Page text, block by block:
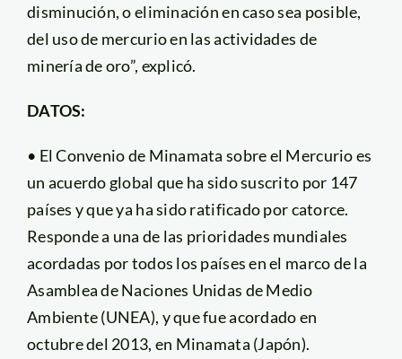
disminución, o eliminación en caso sea posible,
del uso de mercurio en las actividades de
minería de oro”, explicó.
DATOS:
• El Convenio de Minamata sobre el Mercurio es
un acuerdo global que ha sido suscrito por 147
países y que ya ha sido ratificado por catorce.
Responde a una de las prioridades mundiales
acordadas por todos los países en el marco de la
Asamblea de Naciones Unidas de Medio
Ambiente (UNEA), y que fue acordado en
octubre del 2013, en Minamata (Japón).